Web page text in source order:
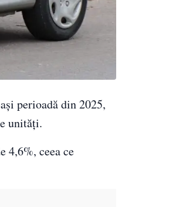
perioadă din 2025,
unități.
4,6%, ceea ce